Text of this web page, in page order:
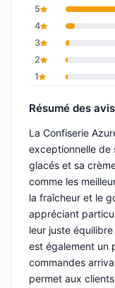
5
4
3
2
1
Résumé des avis
La Confiserie
exceptionnelle de
glacés et sa
comme les
la fraîcheur et le
appréciant
leur juste
est également un
commandes
permet aux